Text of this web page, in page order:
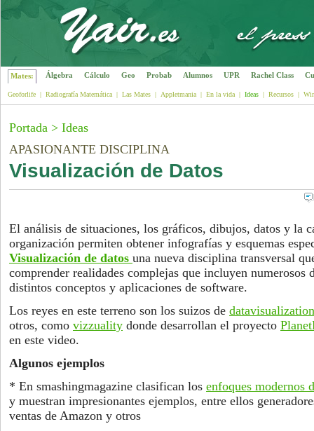
Mates: Álgebra Cálculo Geo Probab Alumnos UPR Rachel Class
Geoforlife | Radiografía Matemática | Las Mates | Appletmania | En la vida | Ideas | Recursos |
Portada > Ideas
APASIONANTE DISCIPLINA
Visualización de Datos
El análisis de situaciones, los gráficos, dibujos, datos y la
organización permiten obtener infografías y esquemas
Visualización de datos una nueva disciplina transversal
comprender realidades complejas que incluyen numerosos
distintos conceptos y aplicaciones de software.
Los reyes en este terreno son los suizos de datavisualization
otros, como vizzuality donde desarrollan el proyecto
en este video.
Algunos ejemplos
* En smashingmagazine clasifican los enfoques modernos
y muestran impresionantes ejemplos, entre ellos
ventas de Amazon y otros